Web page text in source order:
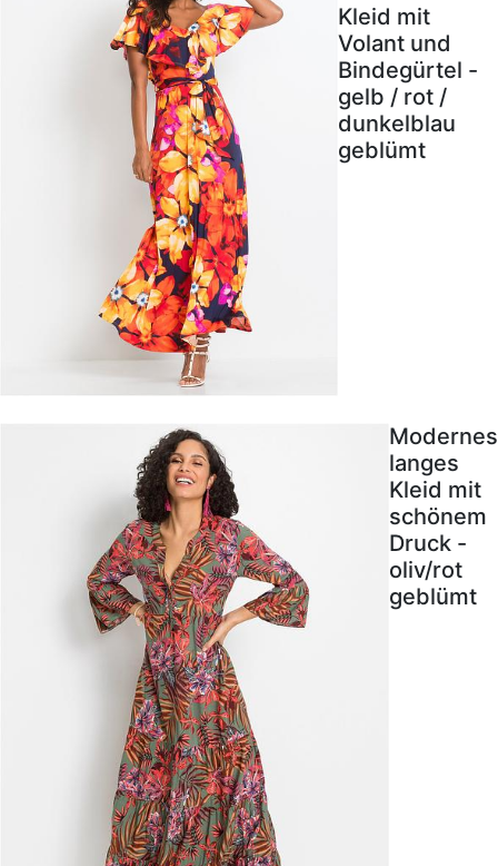
Kleid mit
Volant und
Bindegürtel -
gelb / rot /
dunkelblau
geblümt
Modernes
langes
Kleid mit
schönem
Druck -
oliv/rot
geblümt